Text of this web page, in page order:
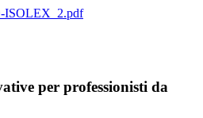
ISOLEX_2.pdf
per professionisti da